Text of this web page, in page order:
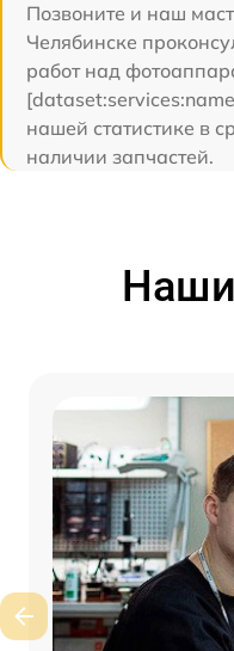
Позвоните и наш
Челябинске
работ над
нашей статистике в
наличии запчастей.